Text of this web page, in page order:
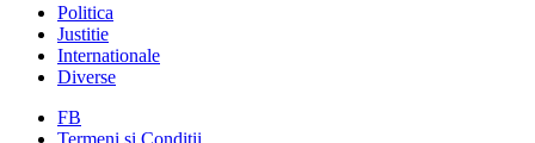
Politica
Justitie
Internationale
Diverse
FB
Termeni și Condiții